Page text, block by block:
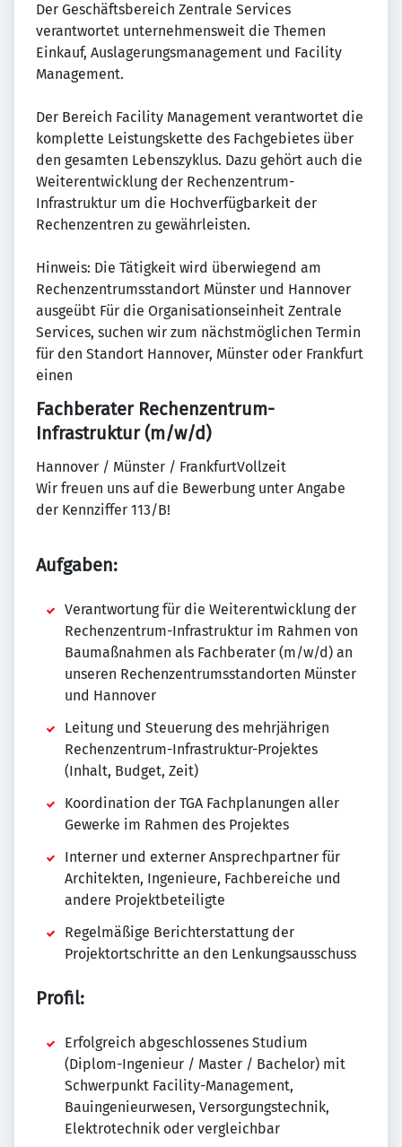
Der Geschäftsbereich Zentrale Services
verantwortet unternehmensweit die Themen
Einkauf, Auslagerungsmanagement und Facility
Management.
Der Bereich Facility Management verantwortet die
komplette Leistungskette des Fachgebietes über
den gesamten Lebenszyklus. Dazu gehört auch die
Weiterentwicklung der Rechenzentrum-
Infrastruktur um die Hochverfügbarkeit der
Rechenzentren zu gewährleisten.
Hinweis: Die Tätigkeit wird überwiegend am
Rechenzentrumsstandort Münster und Hannover
ausgeübt Für die Organisationseinheit Zentrale
Services, suchen wir zum nächstmöglichen Termin
für den Standort Hannover, Münster oder Frankfurt
einen
Fachberater Rechenzentrum-
Infrastruktur (m/w/d)
Hannover / Münster / FrankfurtVollzeit
Wir freuen uns auf die Bewerbung unter Angabe
der Kennziffer 113/B!
Aufgaben:
Verantwortung für die Weiterentwicklung der
Rechenzentrum-Infrastruktur im Rahmen von
Baumaßnahmen als Fachberater (m/w/d) an
unseren Rechenzentrumsstandorten Münster
und Hannover
Leitung und Steuerung des mehrjährigen
Rechenzentrum-Infrastruktur-Projektes
(Inhalt, Budget, Zeit)
Koordination der TGA Fachplanungen aller
Gewerke im Rahmen des Projektes
Interner und externer Ansprechpartner für
Architekten, Ingenieure, Fachbereiche und
andere Projektbeteiligte
Regelmäßige Berichterstattung der
Projektortschritte an den Lenkungsausschuss
Profil:
Erfolgreich abgeschlossenes Studium
(Diplom-Ingenieur / Master / Bachelor) mit
Schwerpunkt Facility-Management,
Bauingenieurwesen, Versorgungstechnik,
Elektrotechnik oder vergleichbar